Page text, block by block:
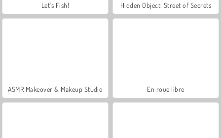
Let's Fish! Hidden Object: Street of Secrets
ASMR Makeover & Makeup Studio En roue libre